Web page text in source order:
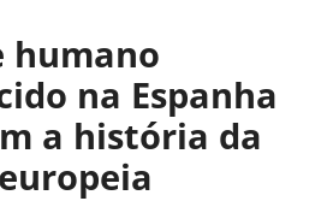
humano
na Espanha
a história da